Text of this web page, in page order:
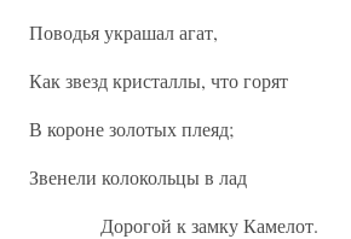
Поводья украшал агат,
Как звезд кристаллы, что горят
В короне золотых плеяд;
Звенели колокольцы в лад
Дорогой к замку Камелот.